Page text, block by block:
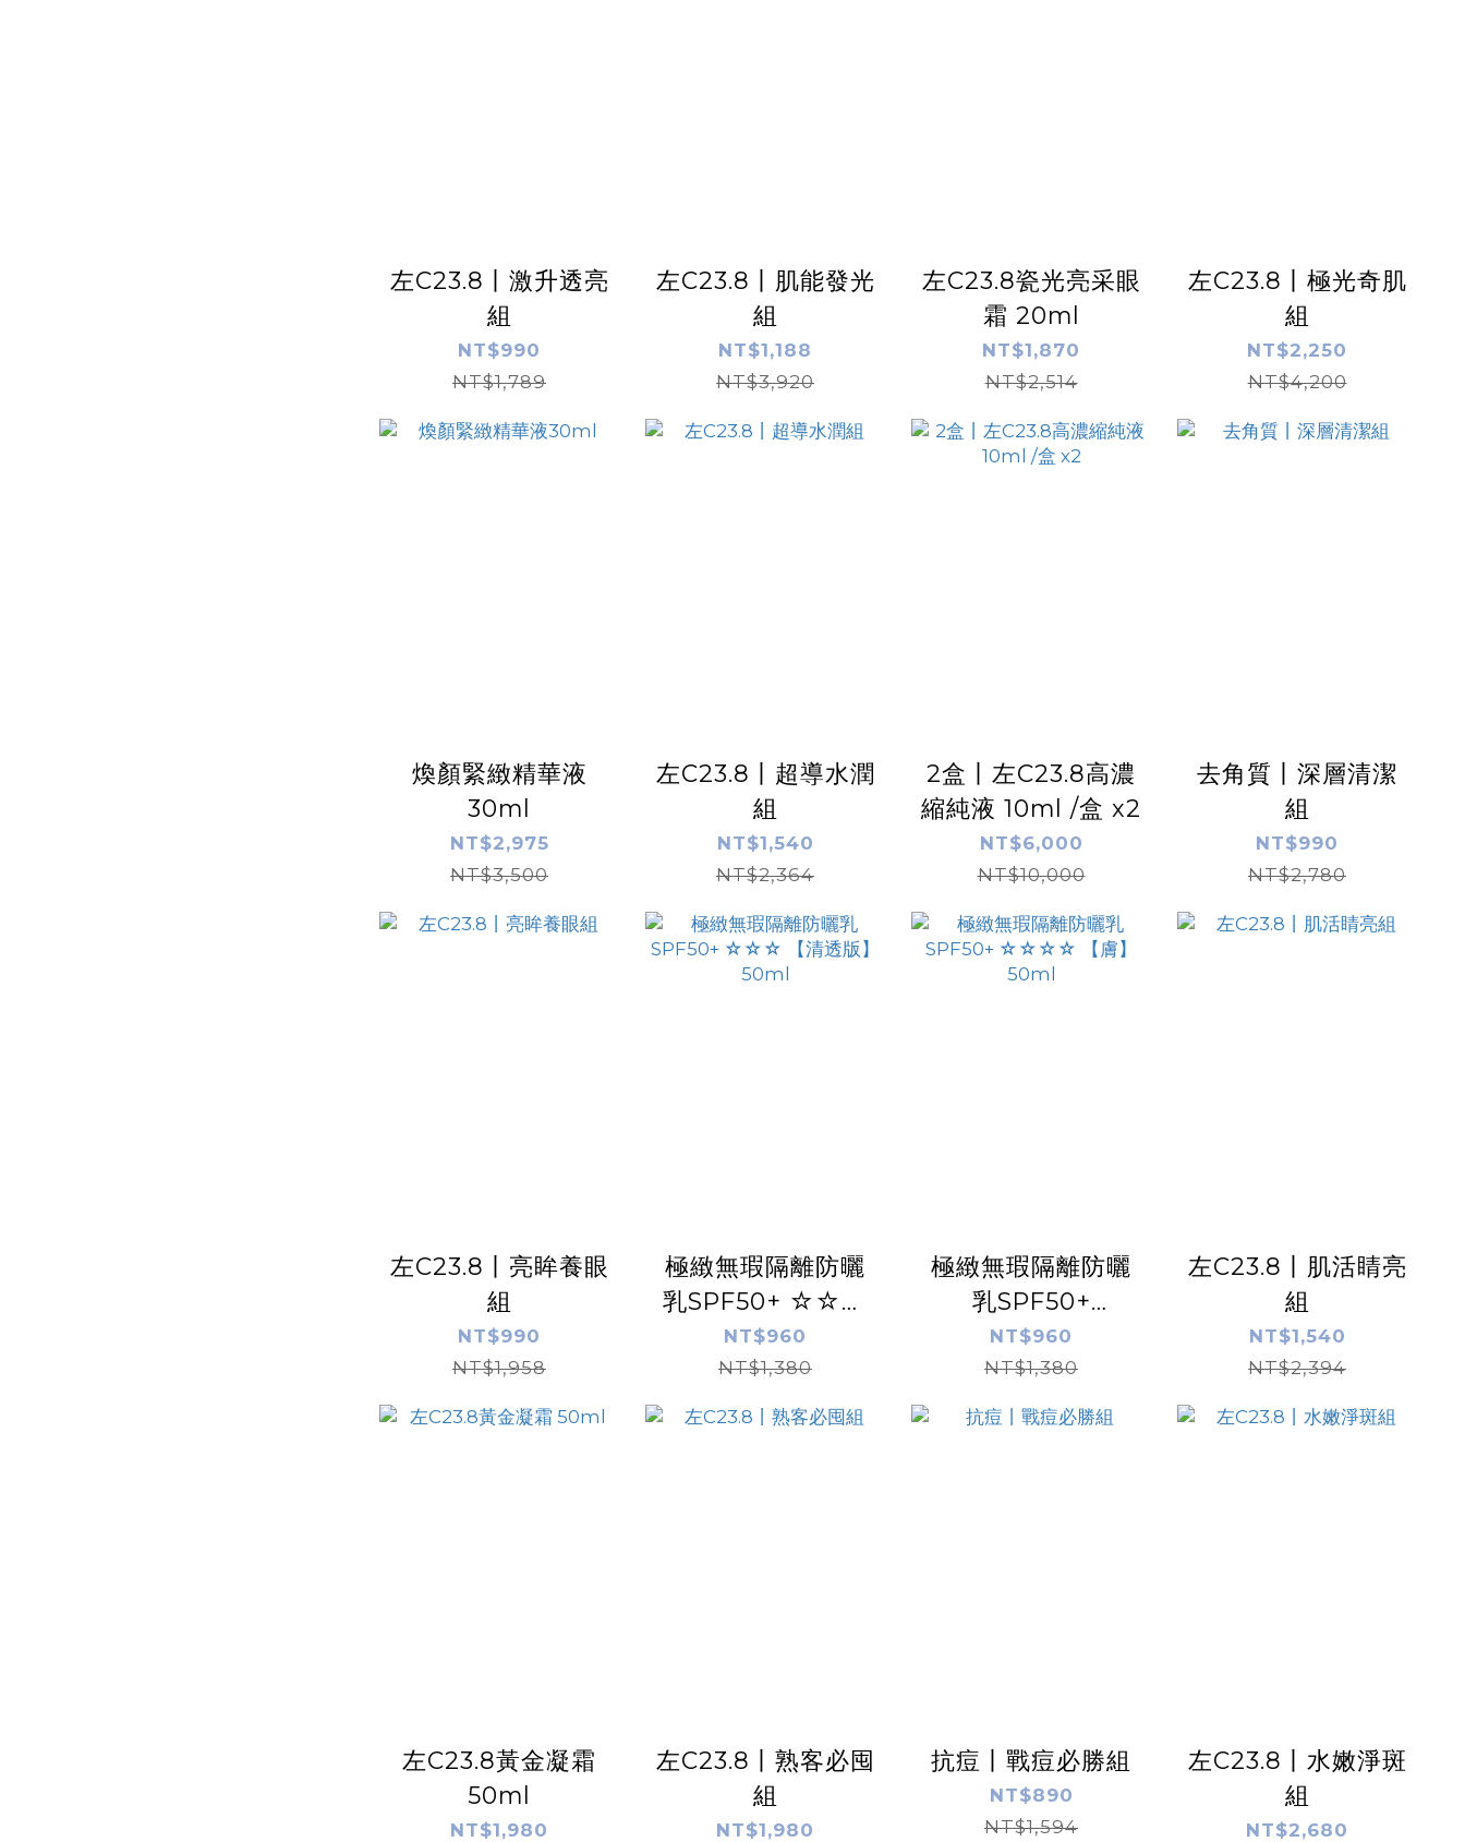
左C23.8丨激升透亮
組
NT$990
NT$1,789
左C23.8丨肌能發光
組
NT$1,188
NT$3,920
左C23.8瓷光亮采眼
霜 20ml
NT$1,870
NT$2,514
左C23.8丨極光奇肌
組
NT$2,250
NT$4,200
煥顏緊緻精華液
30ml
NT$2,975
NT$3,500
左C23.8丨超導水潤
組
NT$1,540
NT$2,364
2盒丨左C23.8高濃
縮純液 10ml /盒 x2
NT$6,000
NT$10,000
去角質丨深層清潔
組
NT$990
NT$2,780
左C23.8丨亮眸養眼
組
NT$990
NT$1,958
極緻無瑕隔離防曬
乳SPF50+ ☆☆☆
【清透版】 50ml
NT$960
NT$1,380
極緻無瑕隔離防曬
乳SPF50+
☆☆☆☆ 【膚】
50ml
NT$960
NT$1,380
左C23.8丨肌活睛亮
組
NT$1,540
NT$2,394
左C23.8黃金凝霜
50ml
NT$1,980
左C23.8丨熟客必囤
組
NT$1,980
抗痘丨戰痘必勝組
NT$890
NT$1,594
左C23.8丨水嫩淨斑
組
NT$2,680